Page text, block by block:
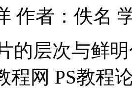
作者：佚名
的层次与鲜
程网 PS教程